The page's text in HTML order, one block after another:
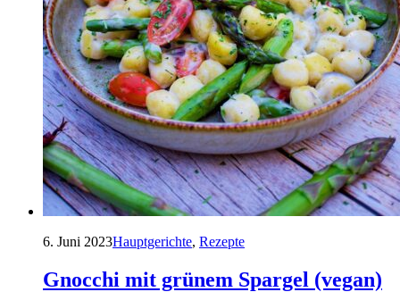
6. Juni 2023Hauptgerichte, Rezepte
Gnocchi mit grünem Spargel (vegan)